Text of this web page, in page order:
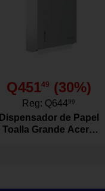
Q45149 (30%)
Reg: Q64499
Dispensador de Papel
Toalla Grande Acero